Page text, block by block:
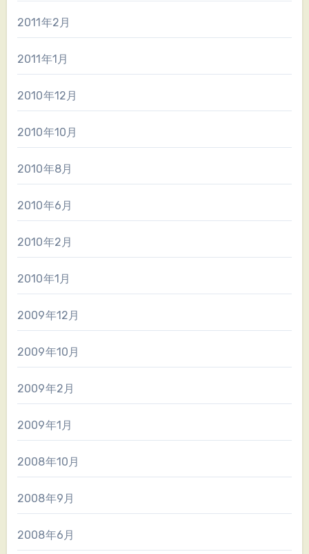
2011年2月
2011年1月
2010年12月
2010年10月
2010年8月
2010年6月
2010年2月
2010年1月
2009年12月
2009年10月
2009年2月
2009年1月
2008年10月
2008年9月
2008年6月